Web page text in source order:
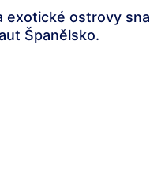
ostrovy
Španělsko.